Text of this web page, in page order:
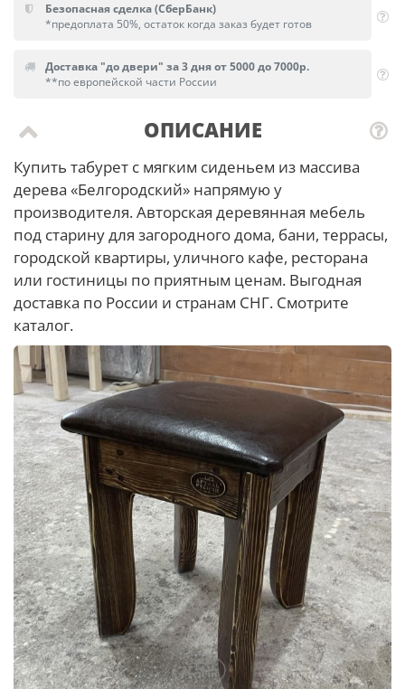
Безопасная сделка (СберБанк)
*предоплата 50%, остаток когда заказ будет готов
Доставка "до двери" за 3 дня от 5000 до 7000р.
**по европейской части России
ОПИСАНИЕ
Купить табурет с мягким сиденьем из массива
дерева «Белгородский» напрямую у
производителя. Авторская деревянная мебель
под старину для загородного дома, бани, террасы,
городской квартиры, уличного кафе, ресторана
или гостиницы по приятным ценам. Выгодная
доставка по России и странам СНГ. Смотрите
каталог.